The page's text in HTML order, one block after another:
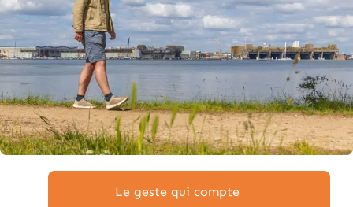
Le geste qui compte